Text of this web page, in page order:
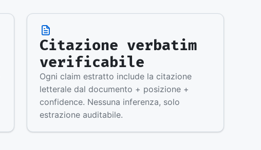
Citazione verbatim
verificabile
Ogni claim estratto include la citazione
letterale dal documento + posizione +
confidence. Nessuna inferenza, solo
estrazione auditabile.